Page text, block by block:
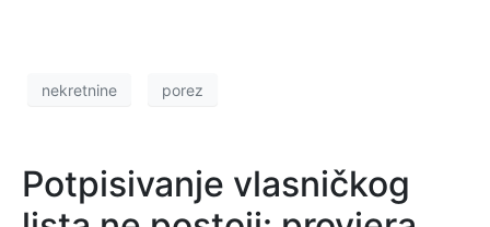
nekretnine porez
Potpisivanje vlasničkog